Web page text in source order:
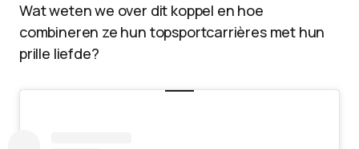
Wat weten we over dit koppel en hoe
combineren ze hun topsportcarrières met hun
prille liefde?